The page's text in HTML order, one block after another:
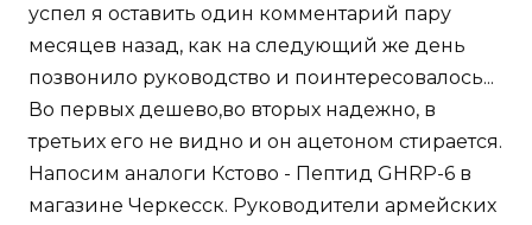
успел я оставить один комментарий пару
месяцев назад, как на следующий же день
позвонило руководство и поинтересовалось...
Во первых дешево,во вторых надежно, в
третьих его не видно и он ацетоном стирается.
Напосим аналоги Кстово - Пептид GHRP-6 в
магазине Черкесск. Руководители армейских